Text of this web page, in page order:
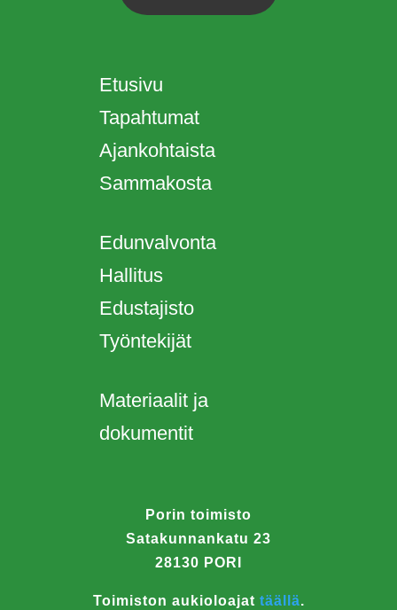
Etusivu
Tapahtumat
Ajankohtaista
Sammakosta
Edunvalvonta
Hallitus
Edustajisto
Työntekijät
Materiaalit ja
dokumentit
Porin toimisto
Satakunnankatu 23
28130 PORI
Toimiston aukioloajat täällä.